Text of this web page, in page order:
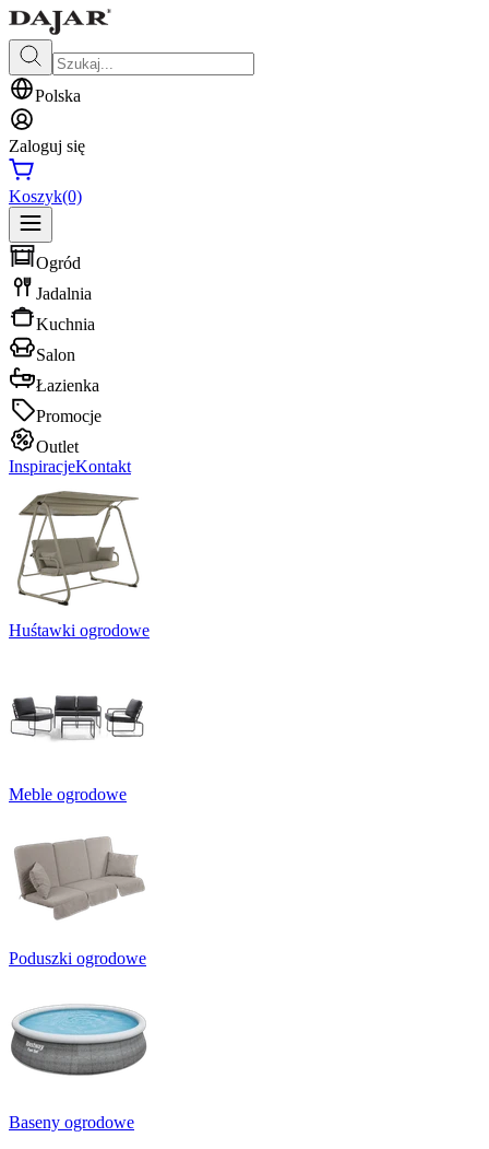
Polska
Zaloguj się
Koszyk(0)
Ogród
Jadalnia
Kuchnia
Salon
Łazienka
Promocje
Outlet
InspiracjeKontakt
Huśtawki ogrodowe
Meble ogrodowe
Poduszki ogrodowe
Baseny ogrodowe